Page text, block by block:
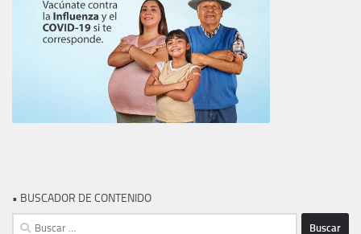
• BUSCADOR DE CONTENIDO
Buscar: